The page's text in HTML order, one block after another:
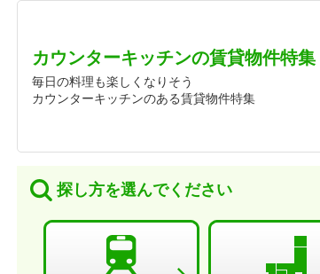
カウンターキッチンの賃貸物件特集
毎日の料理も楽しくなりそう
カウンターキッチンのある賃貸物件特集
探し方を選んでください